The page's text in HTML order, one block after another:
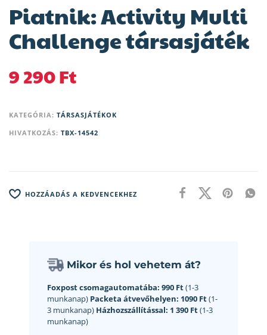
Piatnik: Activity Multi
Challenge társasjáték
9 290Ft
KATEGÓRIA: TÁRSASJÁTÉKOK
HIVATKOZÁS: TBX-14542
HOZZÁADÁS A KEDVENCEKHEZ
Mikor és hol vehetem át?
Foxpost csomagautomatába: 990 Ft(1-3
munkanap) Packeta átvevőhelyen: 1090 Ft(1-
3 munkanap) Házhozszállítással: 1 390 Ft(1-3
munkanap)